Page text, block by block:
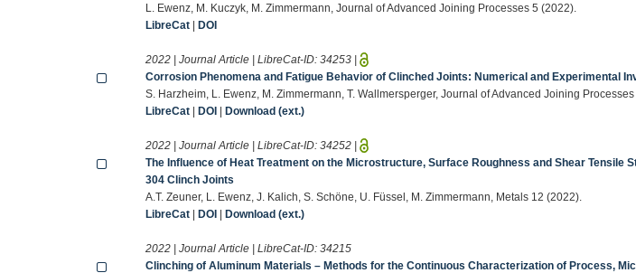
L. Ewenz, M. Kuczyk, M. Zimmermann, Journal of Advanced Joining Processes 5 (2022).
LibreCat |DOI
2022 | Journal Article | LibreCat-ID:34253 |
Corrosion Phenomena and Fatigue Behavior of Clinched Joints: Numerical and Experimental
S. Harzheim, L. Ewenz, M. Zimmermann, T. Wallmersperger, Journal of Advanced Joining Processes
LibreCat |DOI |Download (ext.)
2022 | Journal Article | LibreCat-ID:34252 |
The Influence of Heat Treatment on the Microstructure, Surface Roughness and Shear Tensile
304 Clinch Joints
A.T. Zeuner, L. Ewenz, J. Kalich, S. Schöne, U. Füssel, M. Zimmermann, Metals 12 (2022).
LibreCat |DOI |Download (ext.)
2022 | Journal Article | LibreCat-ID:34215
Clinching of Aluminum Materials – Methods for the Continuous Characterization of Process,